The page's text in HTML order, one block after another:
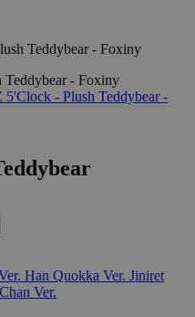
Teddybear - Foxiny
Han Quokka Ver. Jiniret
Ver.